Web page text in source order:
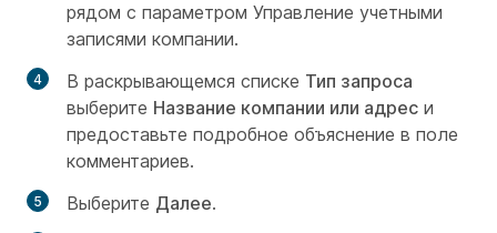
рядом с параметром Управление учетными
записями компании.
В раскрывающемся списке Тип запроса
выберите Название компании или адрес и
предоставьте подробное объяснение в поле
комментариев.
Выберите Далее.